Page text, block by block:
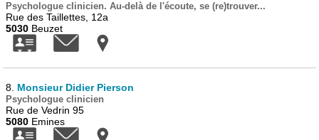
Psychologue clinicien. Au-delà de l'écoute, se (re)trouver...
Rue des Taillettes, 12a
5030 Beuzet
8. Monsieur Didier Pierson
Psychologue clinicien
Rue de Vedrin 95
5080 Emines